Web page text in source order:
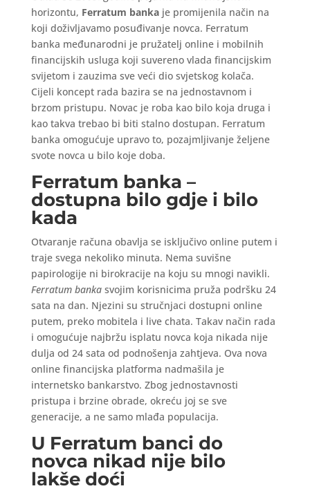
horizontu, Ferratum bankaje promijenila način na
koji doživljavamo posuđivanje novca. Ferratum
banka međunarodni je pružatelj online i mobilnih
financijskih usluga koji suvereno vlada financijskim
svijetom i zauzima sve veći dio svjetskog kolača.
Cijeli koncept rada bazira se na jednostavnom i
brzom pristupu. Novac je roba kao bilo koja druga i
kao takva trebao bi biti stalno dostupan. Ferratum
banka omogućuje upravo to, pozajmljivanje željene
svote novca u bilo koje doba.
Ferratum banka –
dostupna bilo gdje i bilo
kada
Otvaranje računa obavlja se isključivo online putem i
traje svega nekoliko minuta. Nema suvišne
papirologije ni birokracije na koju su mnogi navikli.
Ferratum bankasvojim korisnicima pruža podršku 24
sata na dan. Njezini su stručnjaci dostupni online
putem, preko mobitela i live chata. Takav način rada
i omogućuje najbržu isplatu novca koja nikada nije
dulja od 24 sata od podnošenja zahtjeva. Ova nova
online financijska platforma nadmašila je
internetsko bankarstvo. Zbog jednostavnosti
pristupa i brzine obrade, okreću joj se sve
generacije, a ne samo mlađa populacija.
U Ferratum banci do
novca nikad nije bilo
lakše doći